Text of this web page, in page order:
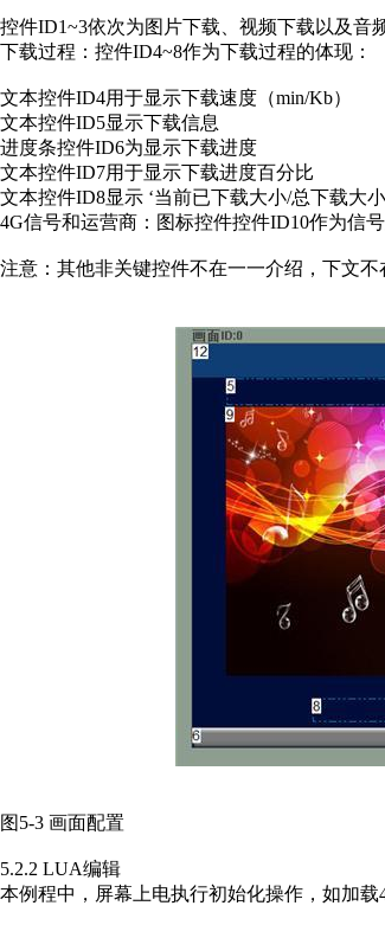
控件ID1~3依次为图片下载、视频下载以及音
下载过程：控件ID4~8作为下载过程的体现：
文本控件ID4用于显示下载速度（min/Kb）
文本控件ID5显示下载信息
进度条控件ID6为显示下载进度
文本控件ID7用于显示下载进度百分比
文本控件ID8显示 ‘当前已下载大小/总下载大
4G信号和运营商：图标控件控件ID10作为信
注意：其他非关键控件不在一一介绍，下文不
图5-3 画面配置
5.2.2 LUA编辑
本例程中，屏幕上电执行初始化操作，如加载